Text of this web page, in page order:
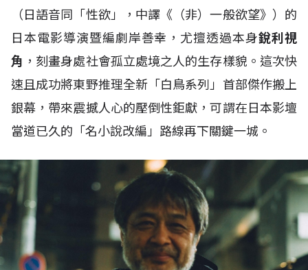
（日語音同「性欲」，中譯《（非）一般欲望》）的
日本電影導演暨編劇岸善幸，尤擅透過本身銳利視
角 ，刻畫身處社會孤立處境之人的生存樣貌。這次快
速且成功將東野推理全新「白鳥系列」首部傑作搬上
銀幕，帶來震撼人心的壓倒性鉅獻，可謂在日本影壇
當道已久的「名小說改編」路線再下關鍵一城。